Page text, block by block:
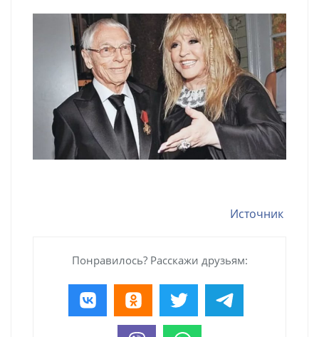
Источник
Понравилось? Расскажи друзьям: